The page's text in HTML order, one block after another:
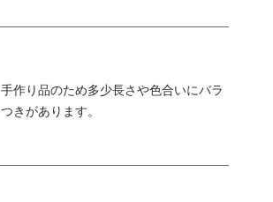
手作り品のため多少長さや色合いにバラ
つきがあります。